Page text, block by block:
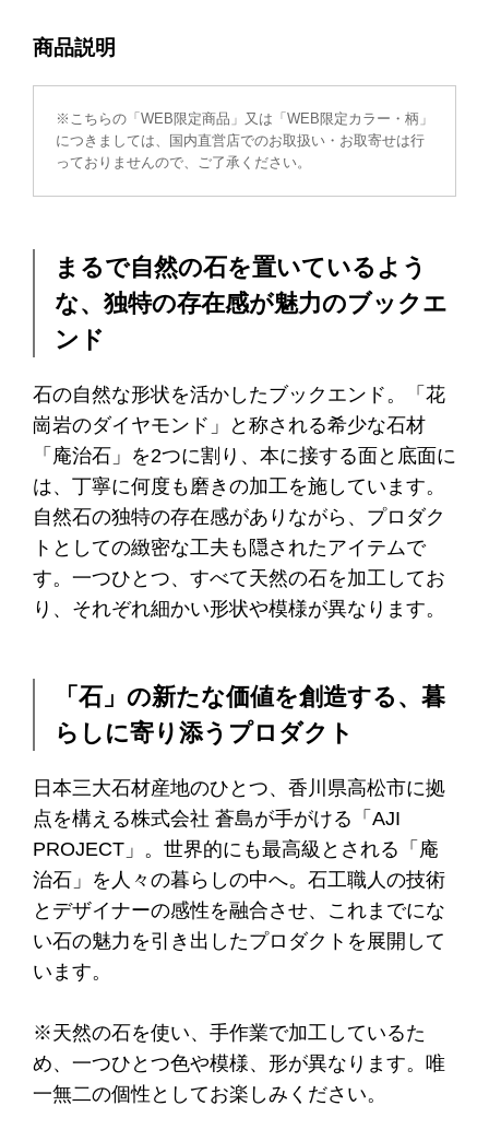
商品説明
※こちらの「WEB限定商品」又は「WEB限定カラー・柄」
につきましては、国内直営店でのお取扱い・お取寄せは行
っておりませんので、ご了承ください。
まるで自然の石を置いているよう
な、独特の存在感が魅力のブックエ
ンド
石の自然な形状を活かしたブックエンド。「花
崗岩のダイヤモンド」と称される希少な石材
「庵治石」を2つに割り、本に接する面と底面に
は、丁寧に何度も磨きの加工を施しています。
自然石の独特の存在感がありながら、プロダク
トとしての緻密な工夫も隠されたアイテムで
す。一つひとつ、すべて天然の石を加工してお
り、それぞれ細かい形状や模様が異なります。
「石」の新たな価値を創造する、暮
らしに寄り添うプロダクト
日本三大石材産地のひとつ、香川県高松市に拠
点を構える株式会社 蒼島が手がける「AJI
PROJECT」。世界的にも最高級とされる「庵
治石」を人々の暮らしの中へ。石工職人の技術
とデザイナーの感性を融合させ、これまでにな
い石の魅力を引き出したプロダクトを展開して
います。
※天然の石を使い、手作業で加工しているた
め、一つひとつ色や模様、形が異なります。唯
一無二の個性としてお楽しみください。